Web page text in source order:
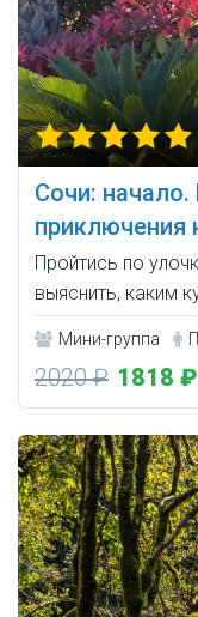
Сочи:
приключения
Пройтись по
выяснить, каким
Мини-группа
2020 ₽ 1818 ₽